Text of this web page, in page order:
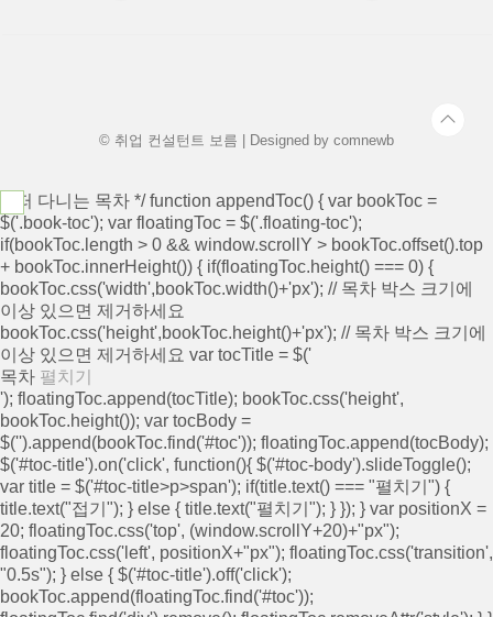
© 취업 컨설턴트 보름 | Designed by comnewb
/* 떠 다니는 목차 */ function appendToc() { var bookToc =
$('.book-toc'); var floatingToc = $('.floating-toc');
if(bookToc.length > 0 && window.scrollY > bookToc.offset().top
+ bookToc.innerHeight()) { if(floatingToc.height() === 0) {
bookToc.css('width',bookToc.width()+'px'); // 목차 박스 크기에
이상 있으면 제거하세요
bookToc.css('height',bookToc.height()+'px'); // 목차 박스 크기에
이상 있으면 제거하세요 var tocTitle = $('
목차 펼치기
'); floatingToc.append(tocTitle); bookToc.css('height',
bookToc.height()); var tocBody =
$('').append(bookToc.find('#toc')); floatingToc.append(tocBody);
$('#toc-title').on('click', function(){ $('#toc-body').slideToggle();
var title = $('#toc-title>p>span'); if(title.text() === "펼치기") {
title.text("접기"); } else { title.text("펼치기"); } }); } var positionX =
20; floatingToc.css('top', (window.scrollY+20)+"px");
floatingToc.css('left', positionX+"px"); floatingToc.css('transition',
"0.5s"); } else { $('#toc-title').off('click');
bookToc.append(floatingToc.find('#toc'));